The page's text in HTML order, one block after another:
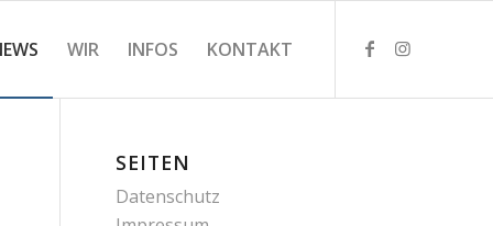
WIR INFOS KONTAKT
SEITEN
Datenschutz